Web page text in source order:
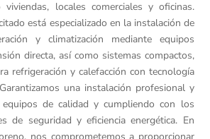
viviendas, locales comerciales y oficinas.
está especializado en la instalación de
y climatización mediante equipos
directa, así como sistemas compactos,
refrigeración y calefacción con tecnología
una instalación profesional y
de calidad y cumpliendo con los
de seguridad y eficiencia energética. En